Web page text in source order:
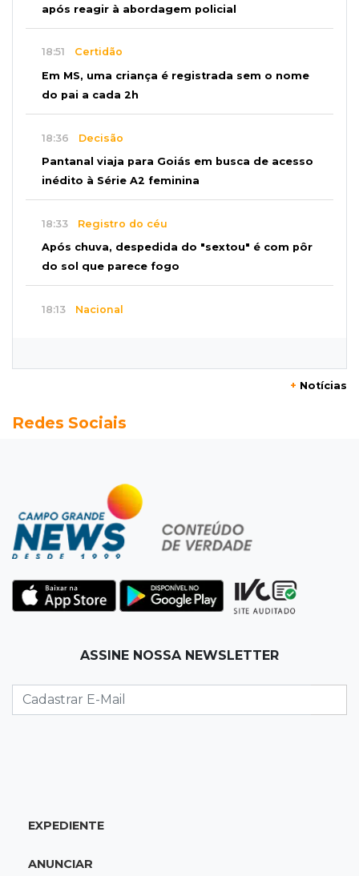
após reagir à abordagem policial
18:51 Certidão
Em MS, uma criança é registrada sem o nome
do pai a cada 2h
18:36 Decisão
Pantanal viaja para Goiás em busca de acesso
inédito à Série A2 feminina
18:33 Registro do céu
Após chuva, despedida do "sextou" é com pôr
do sol que parece fogo
18:13 Nacional
Cerrado tem queda de 11,5%
Ex-vereador preso começa briga durante
banho de sol e leva socos de detento
17:31 Dourados
tiro na cabeça em loja do pai
Governo libera R$ 433 mil a Deodápolis após
Família pede justiça por eletricista morto por
+ Notícias
Redes Sociais
ASSINE NOSSA NEWSLETTER
EXPEDIENTE
ANUNCIAR